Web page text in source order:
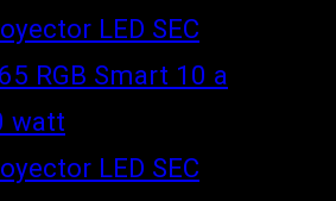
LED SEC
RGB Smart 10 a
watt
LED SEC